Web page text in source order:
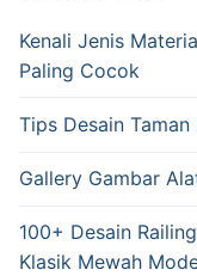
Kenali Jenis
Paling Cocok
Tips Desain
Gallery Gambar
100+ Desain
Klasik Mewah